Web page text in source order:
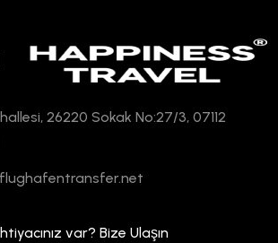
26220 Sokak No:27/3, 07112
var? Bize Ulaşın